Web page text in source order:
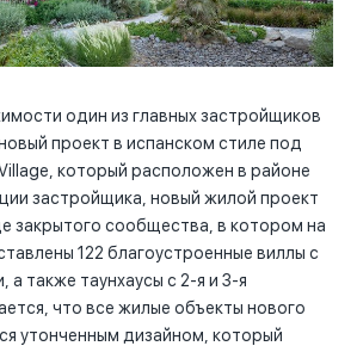
один из главных застройщиков
проект в испанском стиле под
который расположен в районе
застройщика, новый жилой проект
закрытого сообщества, в котором на
122 благоустроенные виллы с
а также таунхаусы с 2-я и 3-я
что все жилые объекты нового
утонченным дизайном, который